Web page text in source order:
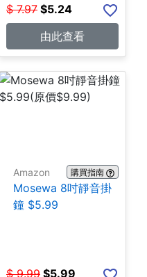
$ 7.97 $5.24
由此查看
Amazon 購買指南
Mosewa 8吋靜音掛
鐘 $5.99
$ 9.99 $5.99